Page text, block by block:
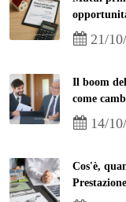
21/
Il boom
come
14/
Cos'è,